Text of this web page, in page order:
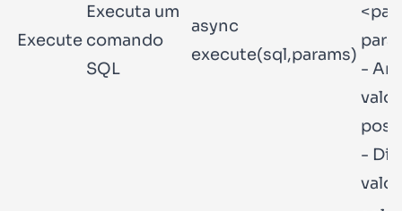
Execute
Executa um
comando
SQL
async
execute(sql,params)
-
-